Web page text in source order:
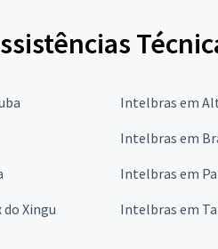
Intelbras em
Intelbras em
Intelbras em
Xingu
Intelbras em